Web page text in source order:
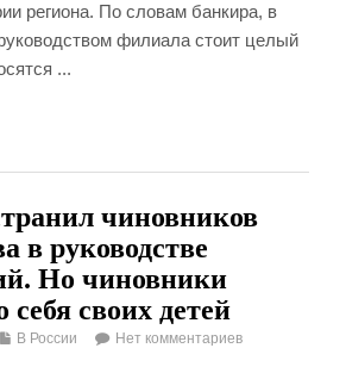
региона. По словам банкира, в
филиала стоит целый
...
чиновников
в руководстве
Но чиновники
себя своих детей
В России Нет комментариев